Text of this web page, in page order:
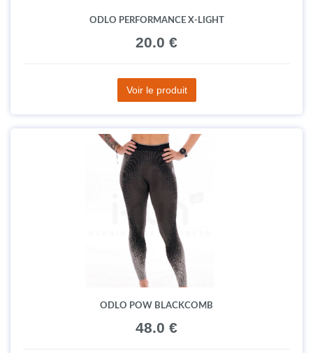
ODLO PERFORMANCE X-LIGHT
20.0 €
Voir le produit
ODLO POW BLACKCOMB
48.0 €